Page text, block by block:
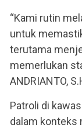
“Kami rutin
untuk
terutama
memerlukan
ANDRIANTO,
Patroli di
dalam konteks